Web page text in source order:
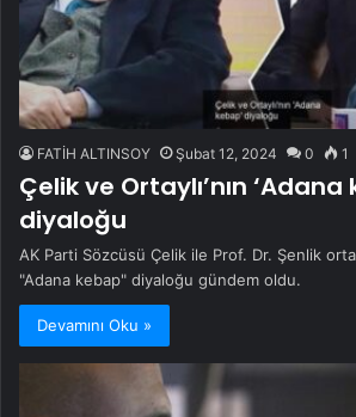
FATİH ALTINSOY Şubat 12, 2024 0 1
Çelik ve Ortaylı’nın ‘Adana
diyaloğu
AK Parti Sözcüsü Çelik ile Prof. Dr. Şenlik
"Adana kebap" diyaloğu gündem oldu.
Devamını Oku »